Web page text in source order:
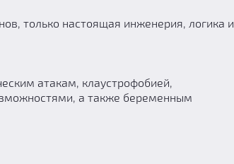
только настоящая инженерия, логика и
атакам, клаустрофобией,
а также беременным